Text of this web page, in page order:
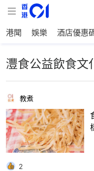
港聞 娛樂 酒店優惠
灃食公益飲食文
教煮
2